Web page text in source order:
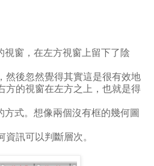
視窗，在左方視窗上留下了陰
然後忽然覺得其實這是很有效地
方的視窗在左方之上，也就是得
方式。想像兩個沒有框的幾何圖
訊可以判斷層次。